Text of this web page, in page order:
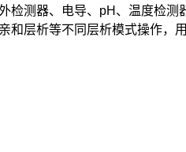
检测器、电导、pH、温度检
层析等不同层析模式操作，